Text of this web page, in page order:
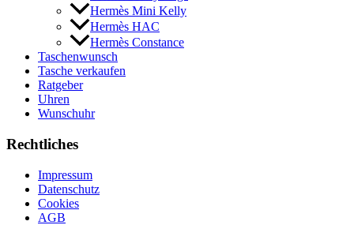
Hermès Mini Kelly
Hermès HAC
Hermès Constance
Taschenwunsch
Tasche verkaufen
Ratgeber
Uhren
Wunschuhr
Rechtliches
Impressum
Datenschutz
Cookies
AGB